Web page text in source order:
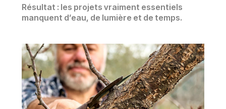
Résultat : les projets vraiment essentiels
manquent d’eau, de lumière et de temps.